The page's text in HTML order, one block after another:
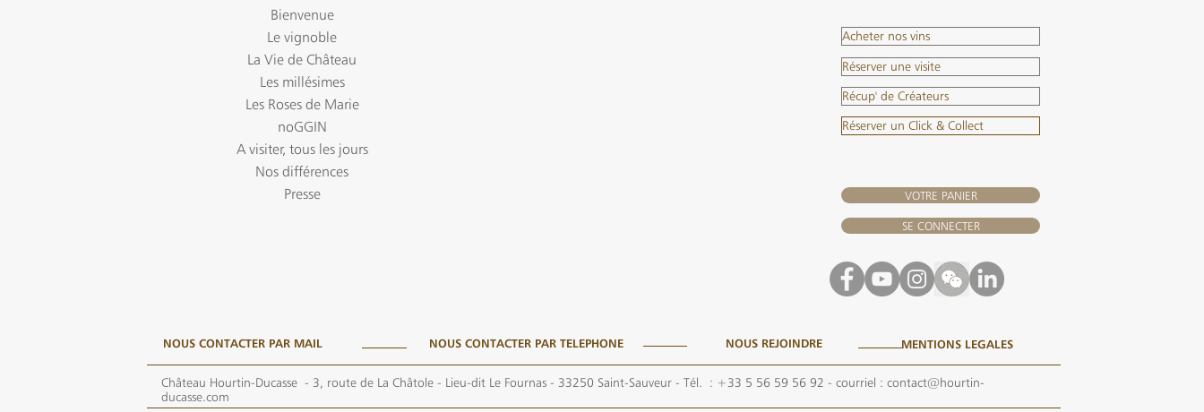
Bienvenue
Le vignoble
La Vie de Château
Les millésimes
Les Roses de Marie
noGGIN
A visiter, tous les jours
Nos différences
Presse
Acheter nos vins
Réserver une visite
Récup' de Créateurs
Réserver un Click & Collect
VOTRE PANIER
SE CONNECTER
NOUS CONTACTER PAR MAIL NOUS CONTACTER PAR TELEPHONE NOUS REJOINDRE MENTIONS LEGALES
Château Hourtin-Ducasse - 3, route de La Châtole - Lieu-dit Le Fournas - 33250 Saint-Sauveur - Tél. : +33 5 56 59 56 92 - courriel : contact@hourtin-
ducasse.com